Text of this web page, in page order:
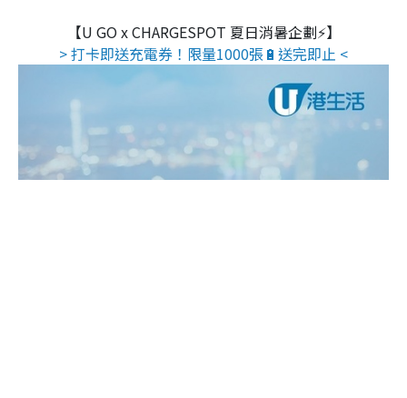
【U GO x CHARGESPOT 夏日消暑企劃⚡】
> 打卡即送充電券！限量1000張🔋送完即止 <